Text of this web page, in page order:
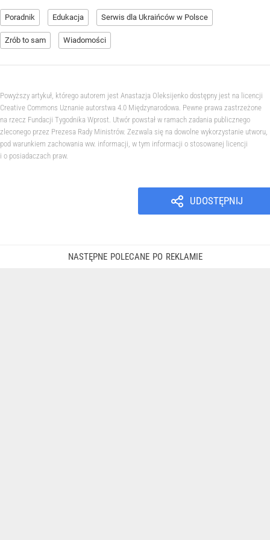
Poradnik Edukacja Serwis dla Ukraińców w Polsce
Zrób to sam Wiadomości
Powyższy artykuł, którego autorem jest Anastazja Oleksijenko dostępny jest na licencji
Creative Commons Uznanie autorstwa 4.0 Międzynarodowa. Pewne prawa zastrzeżone
na rzecz Fundacji Tygodnika Wprost. Utwór powstał w ramach zadania publicznego
zleconego przez Prezesa Rady Ministrów. Zezwala się na dowolne wykorzystanie utworu,
pod warunkiem zachowania ww. informacji, w tym informacji o stosowanej licencji
i o posiadaczach praw.
UDOSTĘPNIJ